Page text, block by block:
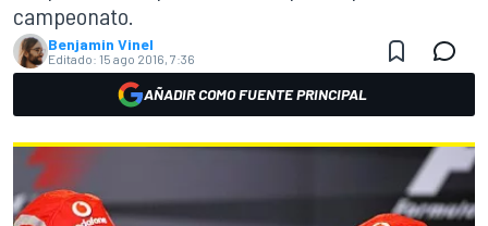
campeonato.
Benjamin Vinel
Editado: 15 ago 2016, 7:36
AÑADIR COMO FUENTE PRINCIPAL